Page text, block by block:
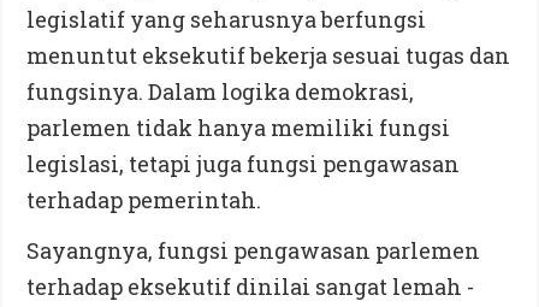
legislatif yang seharusnya berfungsi
menuntut eksekutif bekerja sesuai tugas dan
fungsinya. Dalam logika demokrasi,
parlemen tidak hanya memiliki fungsi
legislasi, tetapi juga fungsi pengawasan
terhadap pemerintah.
Sayangnya, fungsi pengawasan parlemen
terhadap eksekutif dinilai sangat lemah -